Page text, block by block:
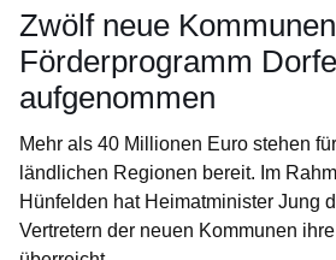
Zwölf neue
Förderprogramm
aufgenommen
Mehr als 40 Millionen Euro stehen
ländlichen Regionen bereit. Im
Hünfelden hat Heimatminister Jung
Vertretern der neuen Kommunen